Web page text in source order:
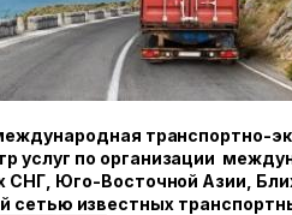
транспортно-
услуг по организации
СНГ, Юго-Восточной Азии,
сетью известных